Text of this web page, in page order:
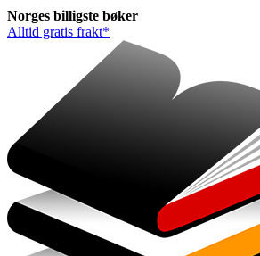
Norges billigste bøker
Alltid gratis frakt*